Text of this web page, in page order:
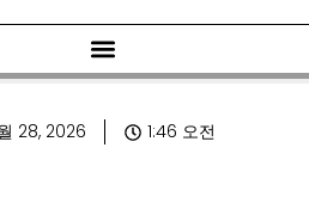
28, 2026 1:46 오전